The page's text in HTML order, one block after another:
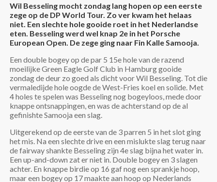
Wil Besseling mocht zondag lang hopen op een eerste
zege op de DP World Tour. Zo ver kwam het helaas
niet. Een slechte hole gooide roet in het Nederlandse
eten. Besseling werd wel knap 2e in het Porsche
European Open. De zege ging naar Fin Kalle Samooja.
Een double bogey op de par 5 15e hole van de razend
moeilijke Green Eagle Golf Club in Hamburg gooide
zondag de deur zo goed als dicht voor Wil Besseling. Tot die
vermaledijde hole oogde de West-Fries koel en solide. Met
4 holes te spelen was Besseling nog bogeyloos, mede door
knappe ontsnappingen, en was de achterstand op de al
gefinishte Samooja een slag.
Uitgerekend op de eerste van de 3 parren 5 in het slot ging
het mis. Na een slechte drive en een mislukte slag terug naar
de fairway shankte Besseling zijn 4e slag bijna het water in.
Een up-and-down zat er niet in. Double bogey en 3 slagen
achter. En knappe birdie op 16 gaf nog een sprankje hoop,
maar een bogey op 17 maakte aan hoop op Nederlands